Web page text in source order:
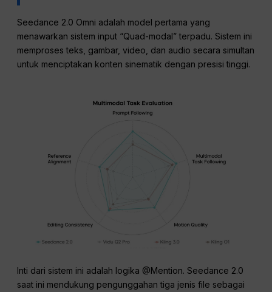
Seedance 2.0 Omni adalah model pertama yang
menawarkan sistem input “Quad-modal” terpadu. Sistem ini
memproses teks, gambar, video, dan audio secara simultan
untuk menciptakan konten sinematik dengan presisi tinggi.
Inti dari sistem ini adalah logika @Mention. Seedance 2.0
saat ini mendukung pengunggahan tiga jenis file sebagai